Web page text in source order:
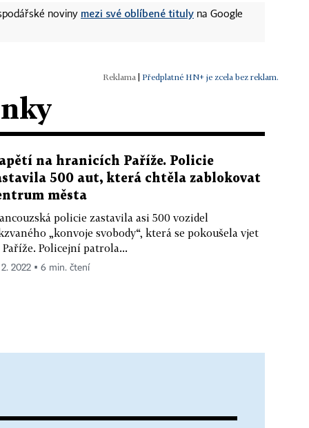
noviny mezi své oblíbené tituly na Google
| Předplatné HN+ je zcela bez reklam.
na hranicích Paříže. Policie
500 aut, která chtěla zablokovat
města
policie zastavila asi 500 vozidel
„konvoje svobody“, která se pokoušela vjet
Paříže. Policejní patrola...
2. 2022 ▪ 6 min. čtení